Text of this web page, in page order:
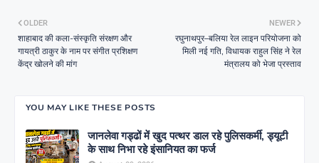
NEWER
रघुनाथपुर–बलिया रेल लाइन परियोजना को
मिली नई गति, विधायक राहुल सिंह ने रेल
मंत्रालय को भेजा प्रस्ताव
OLDER
शाहाबाद की कला-संस्कृति संरक्षण और
गायत्री ठाकुर के नाम पर संगीत प्रशिक्षण
केंद्र खोलने की मांग
YOU MAY LIKE THESE POSTS
जानलेवा गड्ढों में खुद पत्थर डाल रहे पुलिसकर्मी, ड्यूटी
के साथ निभा रहे इंसानियत का फर्ज